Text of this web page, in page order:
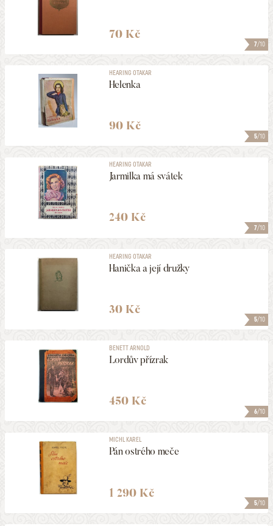
7/10
70 Kč
5/10
HEARING OTAKAR
Helenka
90 Kč
7/10
HEARING OTAKAR
Jarmilka má svátek
240 Kč
5/10
HEARING OTAKAR
Hanička a její družky
30 Kč
6/10
BENETT ARNOLD
Lordův přízrak
450 Kč
5/10
MICHL KAREL
Pán ostrého meče
1 290 Kč